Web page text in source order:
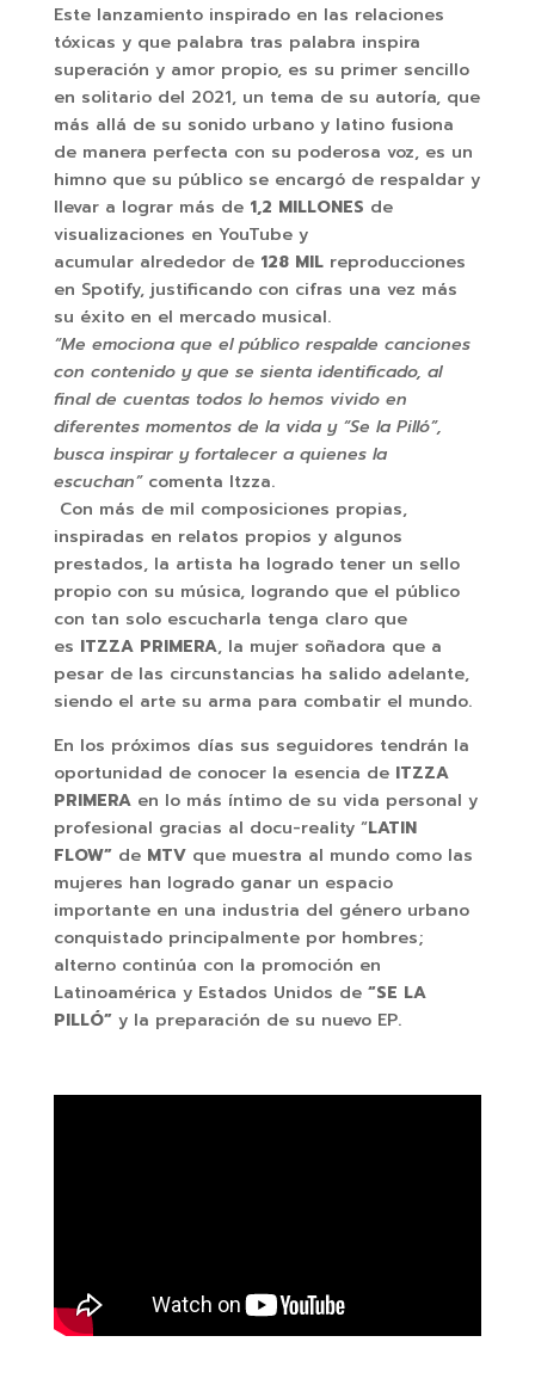
Este lanzamiento inspirado en las relaciones
tóxicas y que palabra tras palabra inspira
superación y amor propio, es su primer sencillo
en solitario del 2021, un tema de su autoría, que
más allá de su sonido urbano y latino fusiona
de manera perfecta con su poderosa voz, es un
himno que su público se encargó de respaldar y
llevar a lograr más de 1,2 MILLONES de
visualizaciones en YouTube y
acumular alrededor de 128 MILreproducciones
en Spotify, justificando con cifras una vez más
su éxito en el mercado musical.
“Me emociona que el público respalde canciones
con contenido y que se sienta identificado, al
final de cuentas todos lo hemos vivido en
diferentes momentos de la vida y “Se la Pilló”,
busca inspirar y fortalecer a quienes la
escuchan”comenta Itzza.
Con más de mil composiciones propias,
inspiradas en relatos propios y algunos
prestados, la artista ha logrado tener un sello
propio con su música, logrando que el público
con tan solo escucharla tenga claro que
es ITZZA PRIMERA, la mujer soñadora que a
pesar de las circunstancias ha salido adelante,
siendo el arte su arma para combatir el mundo.
En los próximos días sus seguidores tendrán la
oportunidad de conocer la esencia de ITZZA
PRIMERAen lo más íntimo de su vida personal y
profesional gracias al docu-reality “LATIN
FLOW”de MTVque muestra al mundo como las
mujeres han logrado ganar un espacio
importante en una industria del género urbano
conquistado principalmente por hombres;
alterno continúa con la promoción en
Latinoamérica y Estados Unidos de “SE LA
PILLÓ” y la preparación de su nuevo EP.